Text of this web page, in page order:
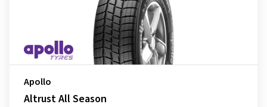
Apollo
Altrust All Season